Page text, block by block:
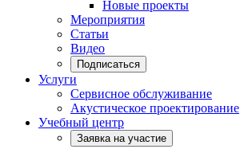
Новые проекты
Мероприятия
Статьи
Видео
Подписаться
Услуги
Сервисное обслуживание
Акустическое проектирование
Учебный центр
Заявка на участие